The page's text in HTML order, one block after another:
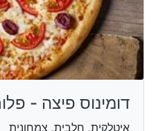
דומינוס פיצה -
איטלקית, חלבית, צמחונית